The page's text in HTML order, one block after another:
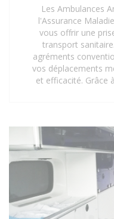
Les Ambulances
l'Assurance
vous offrir une
transport
agréments
vos déplacements
et efficacité. Grâce
supplémentaire.
Anjali pour un
conventionné et de